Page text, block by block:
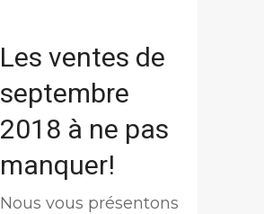
Les ventes de
septembre
2018 à ne pas
manquer!
Nous vous présentons